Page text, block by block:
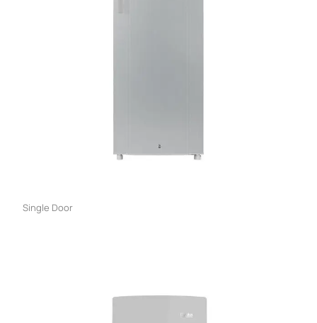
Single Door